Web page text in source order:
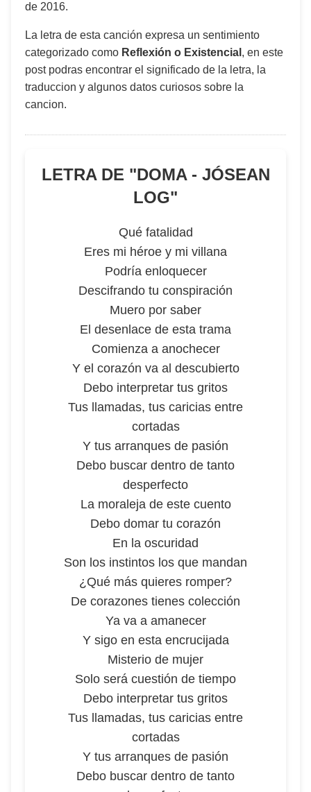
de 2016.
La letra de esta canción expresa un sentimiento
categorizado como Reflexión o Existencial , en este
post podras encontrar el significado de la letra, la
traduccion y algunos datos curiosos sobre la
cancion.
LETRA DE "DOMA - JÓSEAN
LOG"
Qué fatalidad
Eres mi héroe y mi villana
Podría enloquecer
Descifrando tu conspiración
Muero por saber
El desenlace de esta trama
Comienza a anochecer
Y el corazón va al descubierto
Debo interpretar tus gritos
Tus llamadas, tus caricias entre
cortadas
Y tus arranques de pasión
Debo buscar dentro de tanto
desperfecto
La moraleja de este cuento
Debo domar tu corazón
En la oscuridad
Son los instintos los que mandan
¿Qué más quieres romper?
De corazones tienes colección
Ya va a amanecer
Y sigo en esta encrucijada
Misterio de mujer
Solo será cuestión de tiempo
Debo interpretar tus gritos
Tus llamadas, tus caricias entre
cortadas
Y tus arranques de pasión
Debo buscar dentro de tanto